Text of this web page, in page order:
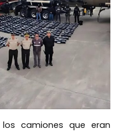
camiones que eran